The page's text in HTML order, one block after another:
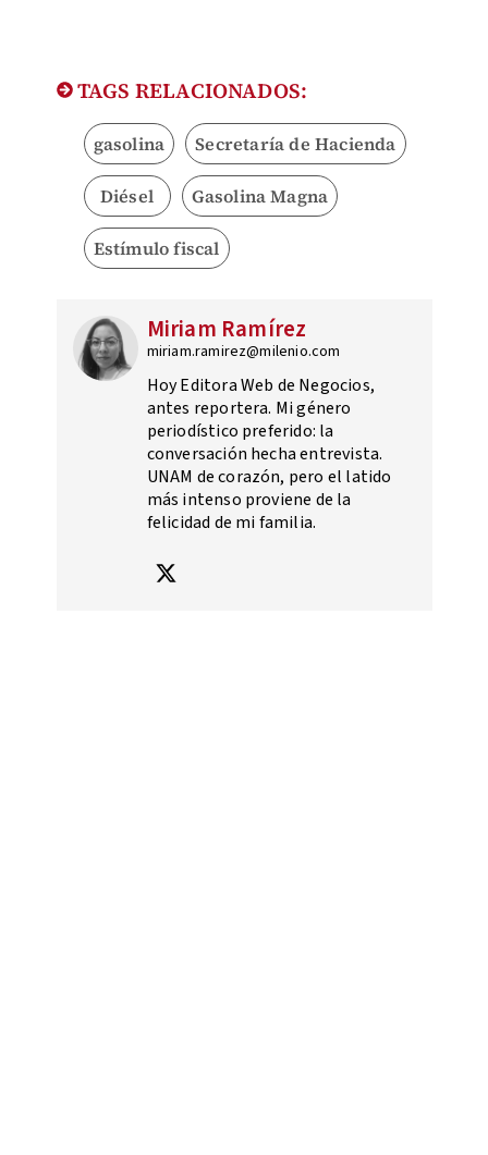
TAGS RELACIONADOS:
gasolina Secretaría de Hacienda
Diésel Gasolina Magna
Estímulo fiscal
Miriam Ramírez
miriam.ramirez@milenio.com
Hoy Editora Web de Negocios,
antes reportera. Mi género
periodístico preferido: la
conversación hecha entrevista.
UNAM de corazón, pero el latido
más intenso proviene de la
felicidad de mi familia.